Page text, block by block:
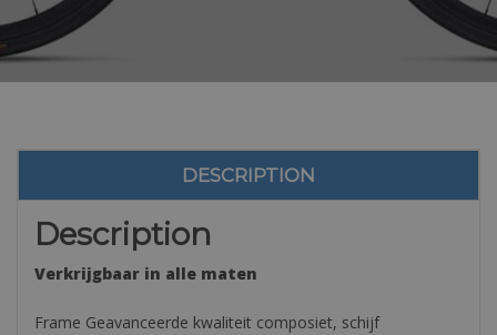
DESCRIPTION
Description
Verkrijgbaar in alle maten
Frame Geavanceerde kwaliteit composiet, schijf